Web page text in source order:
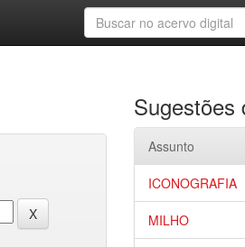
Sugestões
Assunto
ICONOGRAFIA
MILHO